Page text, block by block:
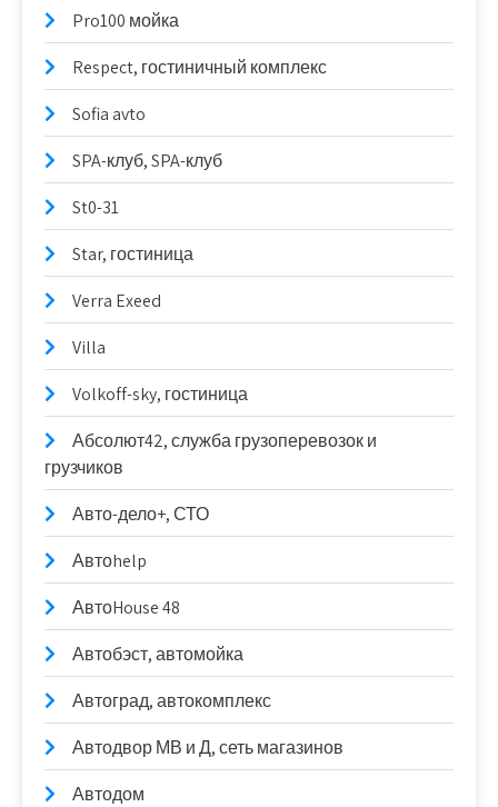
Pro100 мойка
Respect, гостиничный комплекс
Sofia avto
SPA-клуб, SPA-клуб
St0-31
Star, гостиница
Verra Exeed
Villa
Volkoff-sky, гостиница
Абсолют42, служба грузоперевозок и
грузчиков
Авто-дело+, СТО
Автоhelp
АвтоHouse 48
Автобэст, автомойка
Автоград, автокомплекс
Автодвор МВ и Д, сеть магазинов
Автодом